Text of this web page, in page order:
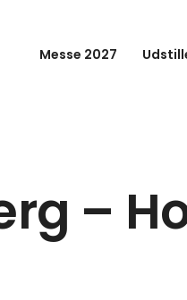
Messe 2027
–